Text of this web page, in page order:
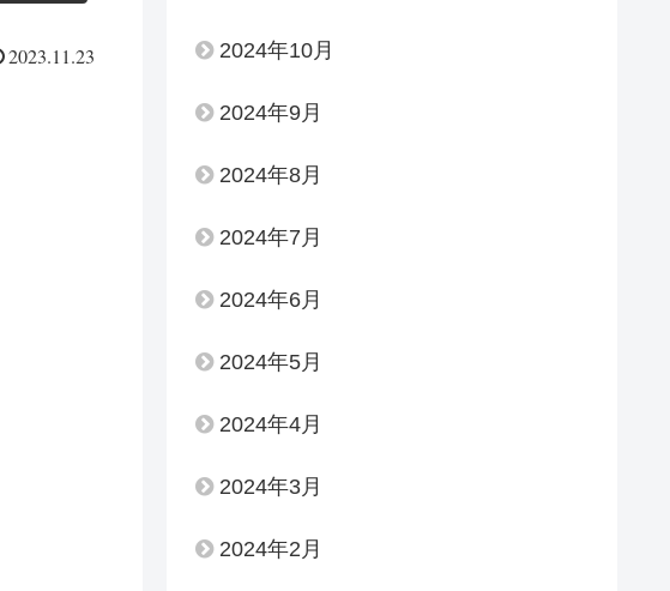
2023.11.23 2024年10月
2024年9月
2024年8月
2024年7月
2024年6月
2024年5月
2024年4月
2024年3月
2024年2月